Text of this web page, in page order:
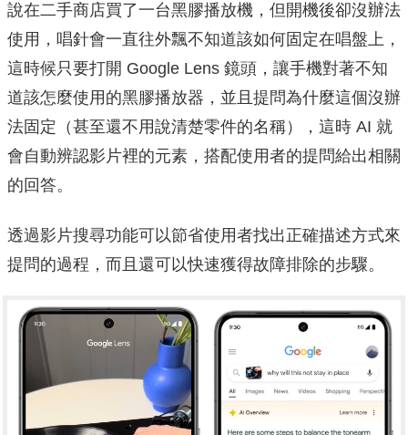
說在二手商店買了一台黑膠播放機，但開機後卻沒辦法
使用，唱針會一直往外飄不知道該如何固定在唱盤上，
這時候只要打開 Google Lens 鏡頭，讓手機對著不知
道該怎麼使用的黑膠播放器，並且提問為什麼這個沒辦
法固定（甚至還不用說清楚零件的名稱），這時 AI 就
會自動辨認影片裡的元素，搭配使用者的提問給出相關
的回答。
透過影片搜尋功能可以節省使用者找出正確描述方式來
提問的過程，而且還可以快速獲得故障排除的步驟。